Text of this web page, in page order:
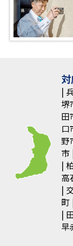
ゲ
ー
堺
田
口
野
市
高
町
早